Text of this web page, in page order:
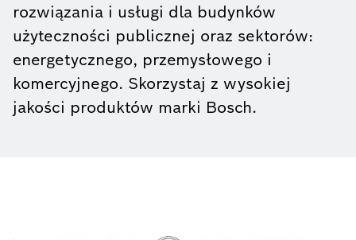
rozwiązania i usługi dla budynków
użyteczności publicznej oraz sektorów:
energetycznego, przemysłowego i
komercyjnego. Skorzystaj z wysokiej
jakości produktów marki Bosch.